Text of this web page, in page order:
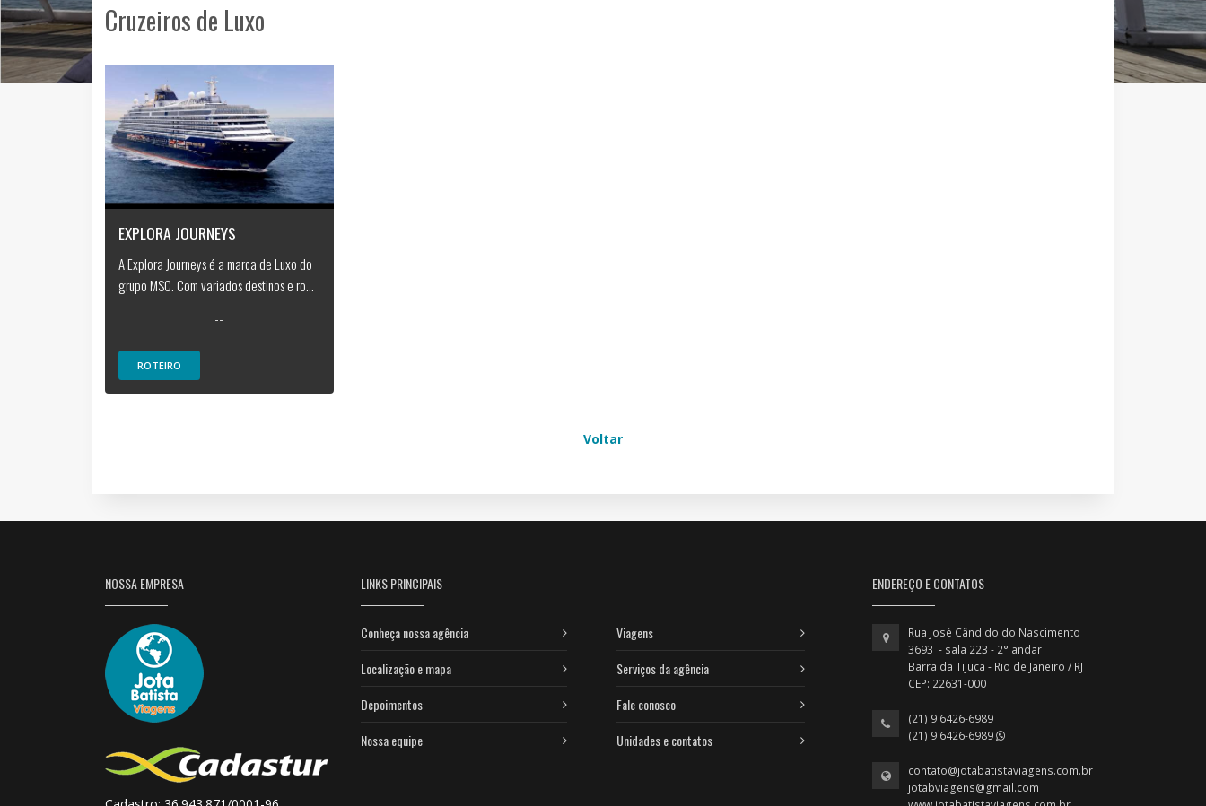
Cruzeiros de Luxo
EXPLORA JOURNEYS
A Explora Journeys é a marca de Luxo do
grupo MSC. Com variados destinos e ro...
--
ROTEIRO
Voltar
NOSSA EMPRESA LINKS PRINCIPAIS
Conheça nossa agência
Localização e mapa
Depoimentos
Nossa equipe
Viagens
Serviços da agência
Fale conosco
Unidades e contatos
ENDEREÇO E CONTATOS
Rua José Cândido do Nascimento
3693 - sala 223 - 2° andar
Barra da Tijuca - Rio de Janeiro / RJ
CEP: 22631-000
(21) 9 6426-6989
(21) 9 6426-6989
contato@jotabatistaviagens.com.br
jotabviagens@gmail.com